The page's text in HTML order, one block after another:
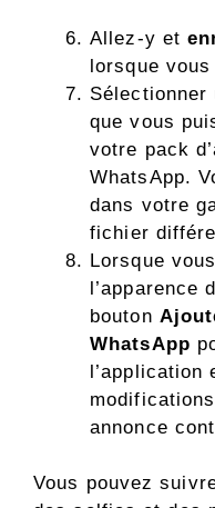
Allez-y et
lorsque
Sélectionner
que vous
votre pack
WhatsApp.
dans votre
fichier
Lorsque
l’apparence
bouton
WhatsApp
l’application
annonce
Vous pouvez